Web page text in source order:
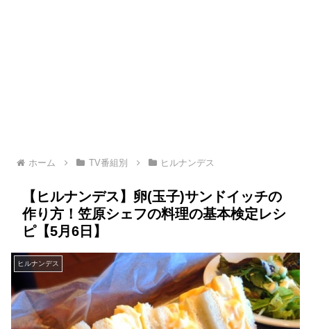
ホーム TV番組別 ヒルナンデス
【ヒルナンデス】卵(玉子)サンドイッチの
作り方！笠原シェフの料理の基本検定レシ
ピ【5月6日】
ヒルナンデス